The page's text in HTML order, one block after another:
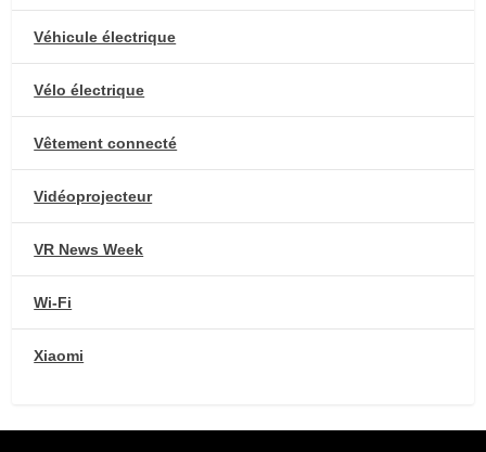
Véhicule électrique
Vélo électrique
Vêtement connecté
Vidéoprojecteur
VR News Week
Wi-Fi
Xiaomi